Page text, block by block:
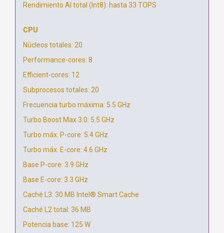
Rendimiento AI total (Int8): hasta 33 TOPS
CPU
Núcleos totales: 20
Performance-cores: 8
Efficient-cores: 12
Subprocesos totales: 20
Frecuencia turbo máxima: 5.5 GHz
Turbo Boost Max 3.0: 5.5 GHz
Turbo máx. P-core: 5.4 GHz
Turbo máx. E-core: 4.6 GHz
Base P-core: 3.9 GHz
Base E-core: 3.3 GHz
Caché L3: 30 MB Intel® Smart Cache
Caché L2 total: 36 MB
Potencia base: 125 W